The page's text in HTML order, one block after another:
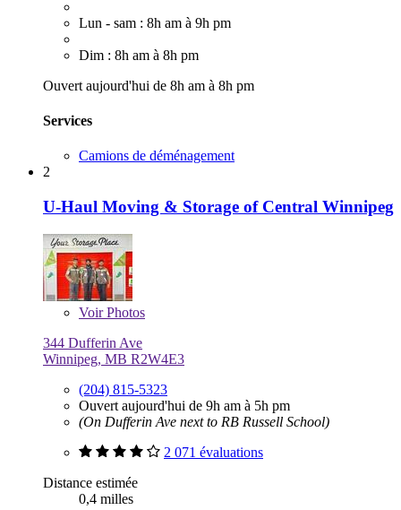
Lun - sam : 8h am à 9h pm
Dim : 8h am à 8h pm
Ouvert aujourd'hui de 8h am à 8h pm
Services
Camions de déménagement
2
U-Haul Moving & Storage of Central Winnipeg
VoirPhotos
344 Dufferin Ave
Winnipeg, MB R2W4E3
(204) 815-5323
Ouvert aujourd'hui de 9h am à 5h pm
(On Dufferin Ave next to RB Russell School)
2 071 évaluations
Distance estimée
0,4 milles